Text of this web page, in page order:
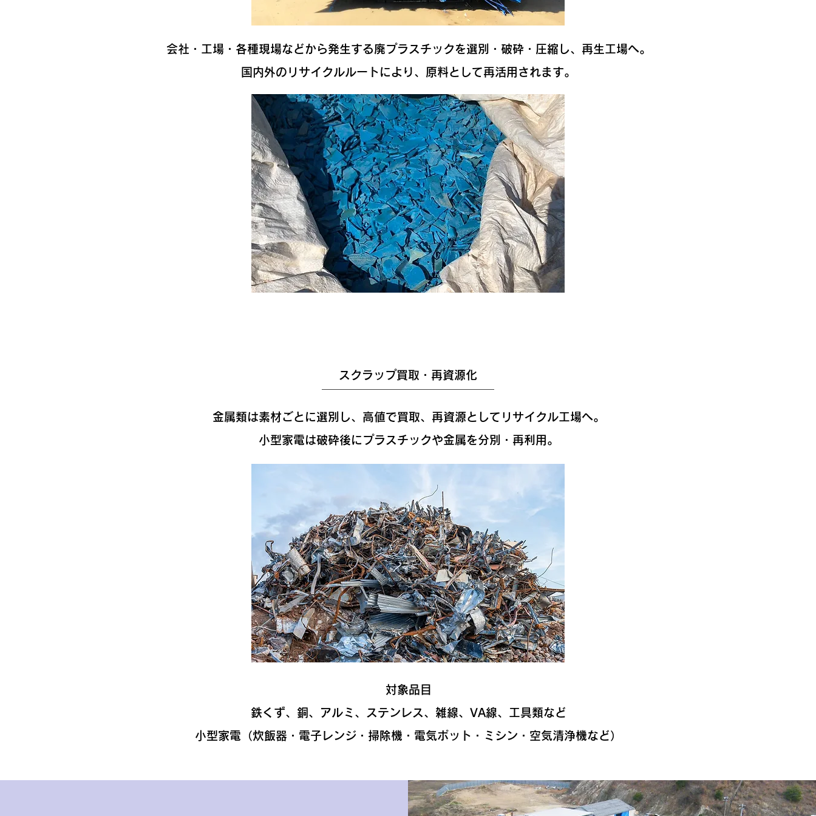
会社・工場・各種現場などから発生する廃プラスチックを選別・破砕・圧縮し、再生工場へ。
国内外のリサイクルルートにより、原料として再活用されます。
スクラップ買取・再資源化
金属類は素材ごとに選別し、高値で買取、再資源としてリサイクル工場へ。
小型家電は破砕後にプラスチックや金属を分別・再利用。
対象品目
鉄くず、銅、アルミ、ステンレス、雑線、VA線、工具類など
小型家電（炊飯器・電子レンジ・掃除機・電気ポット・ミシン・空気清浄機など）